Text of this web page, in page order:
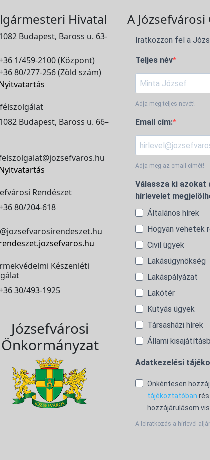
Hivatal
Budapest, Baross u. 63-
1/459-2100 (Központ)
80/277-256 (Zöld szám)
Budapest, Baross u. 66–
Rendészet
80/204-618
Készenléti
30/493-1925
Józsefvárosi
Önkormányzat
A
Iratkozzon fel a
Teljes név
Adja meg teljes nevét!
Email cím:
Adja meg az email címét!
Válassza ki azokat
hírlevelet
Általános hírek
Hogyan vehetek
Civil ügyek
Lakásügynökség
Lakáspályázat
Lakótér
Kutyás ügyek
Társasházi hírek
Állami
Adatkezelési
Önkéntesen
tájékoztatóban
hozzájárulásom
A leiratkozás a hírlevél